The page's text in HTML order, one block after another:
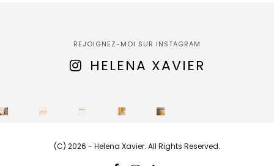
REJOIGNEZ-MOI SUR INSTAGRAM
HELENA XAVIER
(C) 2026 - Helena Xavier. All Rights Reserved.